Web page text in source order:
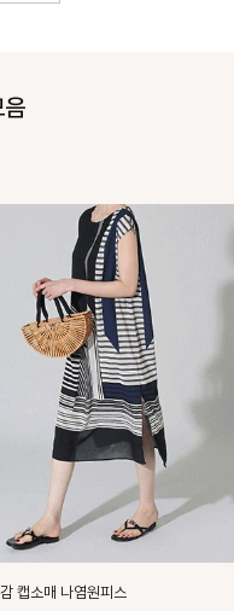
음
캡소매 나염원피스